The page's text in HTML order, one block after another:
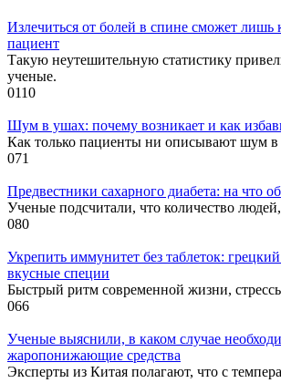
Излечиться от болей в спине сможет
пациент
Такую неутешительную статистику
ученые.
0110
Шум в ушах: почему возникает и как
Как только пациенты ни описывают шум
071
Предвестники сахарного диабета: на что
Ученые подсчитали, что количество
080
Укрепить иммунитет без таблеток:
вкусные специи
Быстрый ритм современной жизни,
066
Ученые выяснили, в каком случае
жаропонижающие средства
Эксперты из Китая полагают, что с